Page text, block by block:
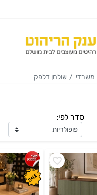
משרדי שולחן דלפק
סדר לפי: